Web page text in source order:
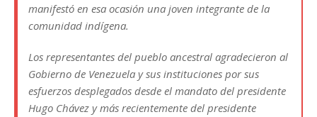
manifestó en esa ocasión una joven integrante de la
comunidad indígena.
Los representantes del pueblo ancestral agradecieron al
Gobierno de Venezuela y sus instituciones por sus
esfuerzos desplegados desde el mandato del presidente
Hugo Chávez y más recientemente del presidente